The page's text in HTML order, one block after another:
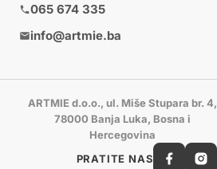
065 674 335
info@artmie.ba
ARTMIE d.o.o., ul. Miše Stupara br. 4,
78000 Banja Luka, Bosna i
Hercegovina
PRATITE NAS